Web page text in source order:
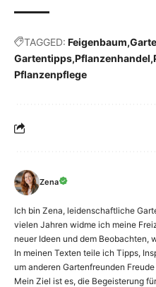
TAGGED: Feigenbaum
Gartentipps Pflanzenhandel
Pflanzenpflege
Zena
Ich bin Zena, leidenschaftliche
vielen Jahren widme ich meine
neuer Ideen und dem Beobachten,
In meinen Texten teile ich Tipps,
um anderen Gartenfreunden
Mein Ziel ist es, die Begeisterung